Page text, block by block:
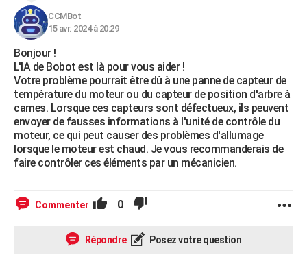
CCMBot
15 avr. 2024 à 20:29
Bonjour !
L'IA de Bobot est là pour vous aider !
Votre problème pourrait être dû à une panne de capteur de
température du moteur ou du capteur de position d'arbre à
cames. Lorsque ces capteurs sont défectueux, ils peuvent
envoyer de fausses informations à l'unité de contrôle du
moteur, ce qui peut causer des problèmes d'allumage
lorsque le moteur est chaud. Je vous recommanderais de
faire contrôler ces éléments par un mécanicien.
Commenter 0
Répondre Posez votre question